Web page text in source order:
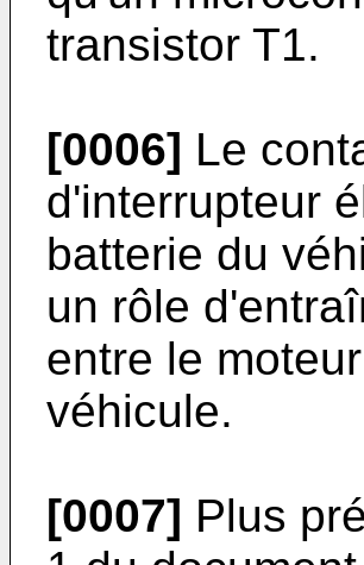
transistor T1.
[0006] Le
d'interrupteur
batterie du
un rôle
entre le
véhicule.
[0007] Plus